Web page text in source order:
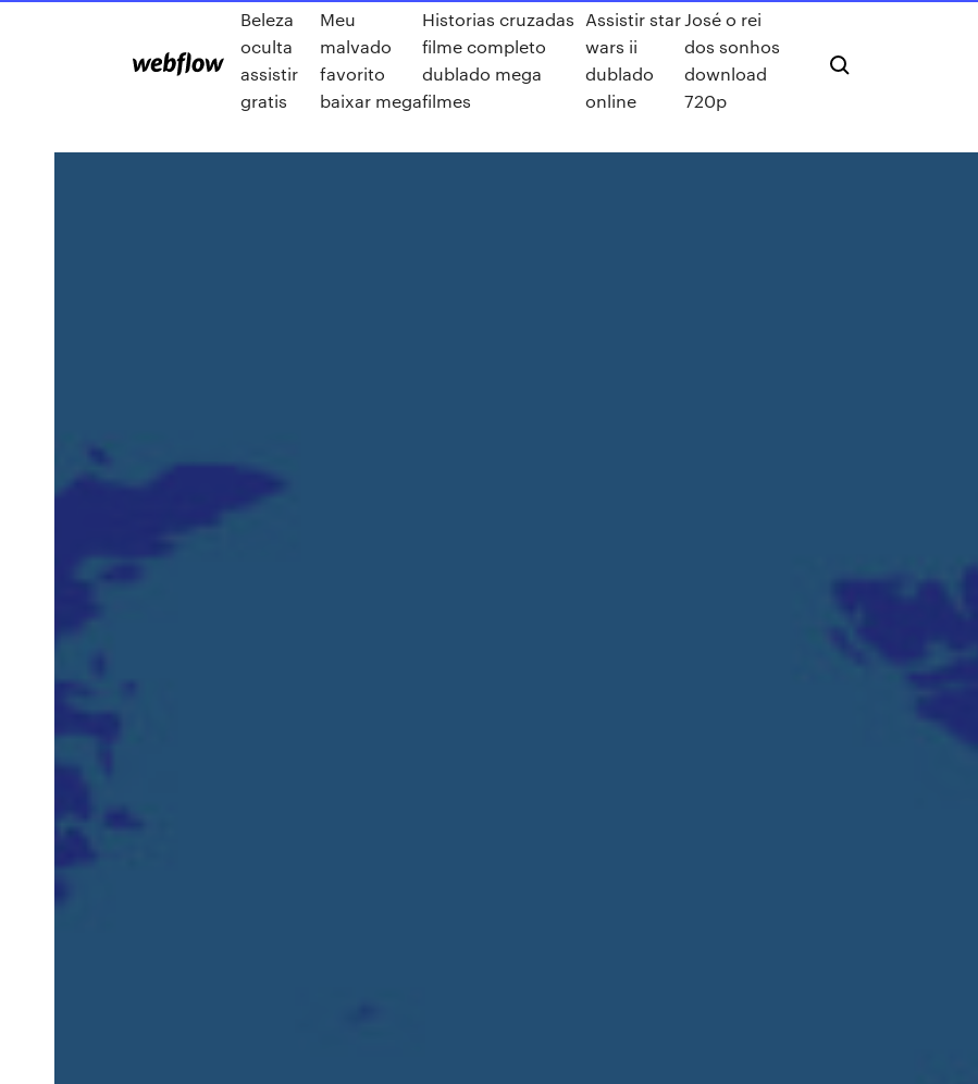
Beleza
oculta
assistir
gratis
Meu
malvado
favorito
baixar mega
Historias cruzadas
filme completo
dublado mega
filmes
Assistir star
wars ii
dublado
online
José o rei
dos sonhos
download
720p